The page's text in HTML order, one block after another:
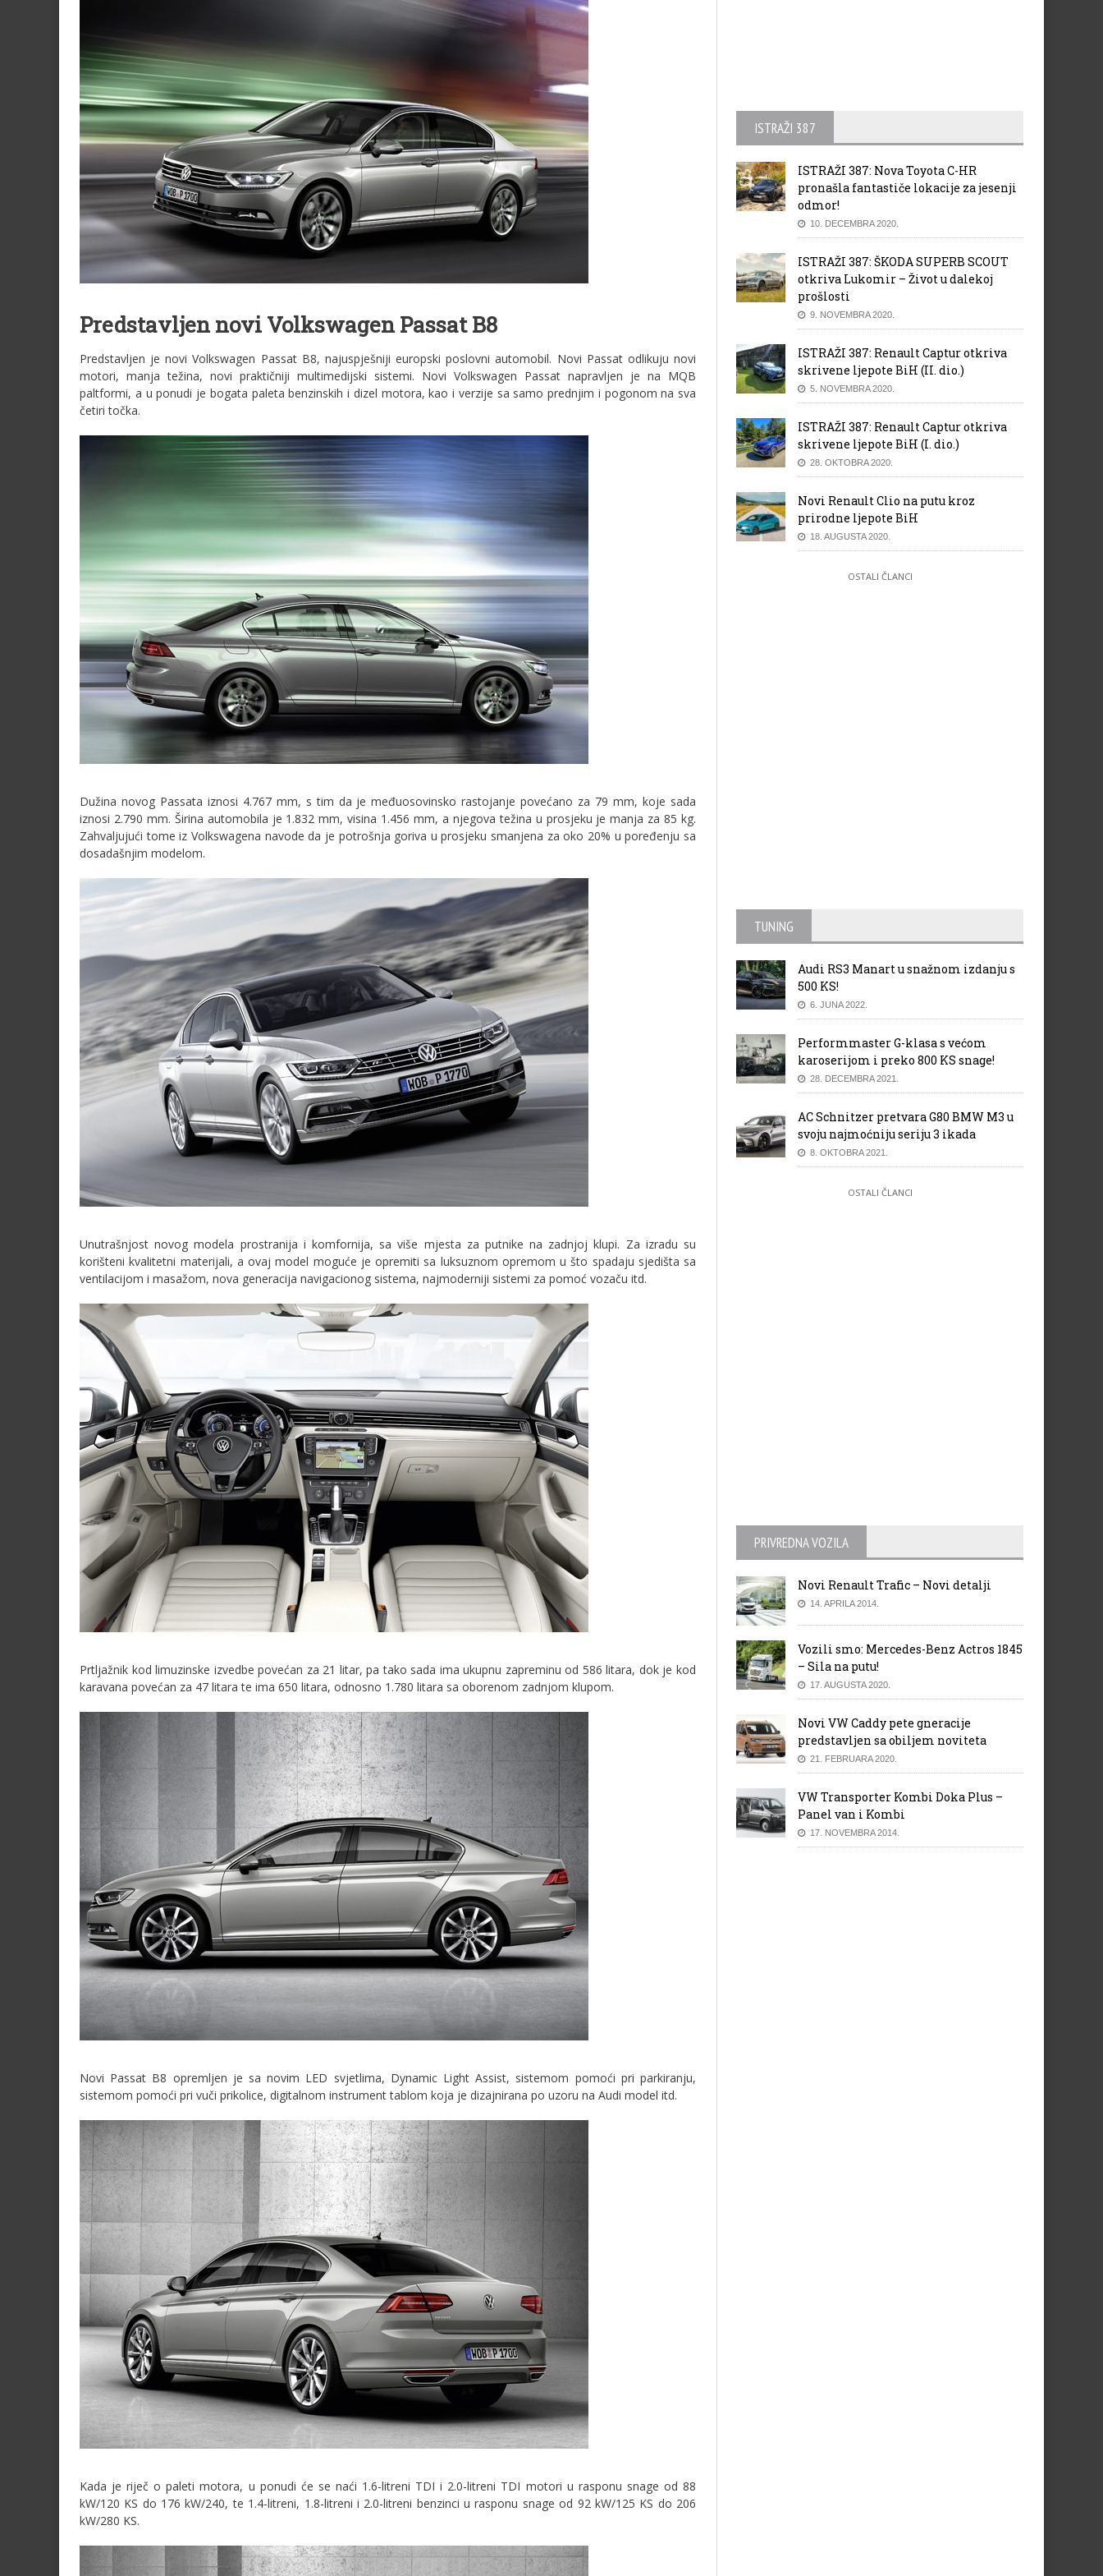
Predstavljen novi Volkswagen Passat B8
Predstavljen je novi Volkswagen Passat B8, najuspješniji europski poslovni automobil. Novi Passat odlikuju novi
motori, manja težina, novi praktičniji multimedijski sistemi. Novi Volkswagen Passat napravljen je na MQB
paltformi, a u ponudi je bogata paleta benzinskih i dizel motora, kao i verzije sa samo prednjim i pogonom na sva
četiri točka.
Dužina novog Passata iznosi 4.767 mm, s tim da je međuosovinsko rastojanje povećano za 79 mm, koje sada
iznosi 2.790 mm. Širina automobila je 1.832 mm, visina 1.456 mm, a njegova težina u prosjeku je manja za 85 kg.
Zahvaljujući tome iz Volkswagena navode da je potrošnja goriva u prosjeku smanjena za oko 20% u poređenju sa
dosadašnjim modelom.
Unutrašnjost novog modela prostranija i komfornija, sa više mjesta za putnike na zadnjoj klupi. Za izradu su
korišteni kvalitetni materijali, a ovaj model moguće je opremiti sa luksuznom opremom u što spadaju sjedišta sa
ventilacijom i masažom, nova generacija navigacionog sistema, najmoderniji sistemi za pomoć vozaču itd.
Prtljažnik kod limuzinske izvedbe povećan za 21 litar, pa tako sada ima ukupnu zapreminu od 586 litara, dok je kod
karavana povećan za 47 litara te ima 650 litara, odnosno 1.780 litara sa oborenom zadnjom klupom.
Novi Passat B8 opremljen je sa novim LED svjetlima, Dynamic Light Assist, sistemom pomoći pri parkiranju,
sistemom pomoći pri vuči prikolice, digitalnom instrument tablom koja je dizajnirana po uzoru na Audi model itd.
Kada je riječ o paleti motora, u ponudi će se naći 1.6-litreni TDI i 2.0-litreni TDI motori u rasponu snage od 88
kW/120 KS do 176 kW/240, te 1.4-litreni, 1.8-litreni i 2.0-litreni benzinci u rasponu snage od 92 kW/125 KS do 206
kW/280 KS.
ISTRAŽI 387
ISTRAŽI 387: Nova Toyota C-HR
pronašla fantastiče lokacije za jesenji
odmor!
10. DECEMBRA 2020.
ISTRAŽI 387: ŠKODA SUPERB SCOUT
otkriva Lukomir – Život u dalekoj
prošlosti
9. NOVEMBRA 2020.
ISTRAŽI 387: Renault Captur otkriva
skrivene ljepote BiH (II. dio.)
5. NOVEMBRA 2020.
ISTRAŽI 387: Renault Captur otkriva
skrivene ljepote BiH (I. dio.)
28. OKTOBRA 2020.
Novi Renault Clio na putu kroz
prirodne ljepote BiH
18. AUGUSTA 2020.
OSTALI ČLANCI
TUNING
Audi RS3 Manart u snažnom izdanju s
500 KS!
6. JUNA 2022.
Performmaster G-klasa s većom
karoserijom i preko 800 KS snage!
28. DECEMBRA 2021.
AC Schnitzer pretvara G80 BMW M3 u
svoju najmoćniju seriju 3 ikada
8. OKTOBRA 2021.
OSTALI ČLANCI
PRIVREDNA VOZILA
Novi Renault Trafic – Novi detalji
14. APRILA 2014.
Vozili smo: Mercedes-Benz Actros 1845
– Sila na putu!
17. AUGUSTA 2020.
Novi VW Caddy pete gneracije
predstavljen sa obiljem noviteta
21. FEBRUARA 2020.
VW Transporter Kombi Doka Plus –
Panel van i Kombi
17. NOVEMBRA 2014.